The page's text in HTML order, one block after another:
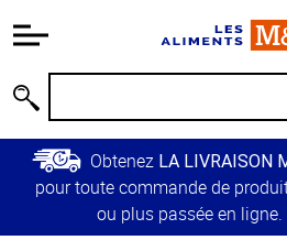
relative à
Passer
contenu
principal
Retour à
Obtenez LA LIVRAISON
pour toute commande de
ou plus passée en ligne.